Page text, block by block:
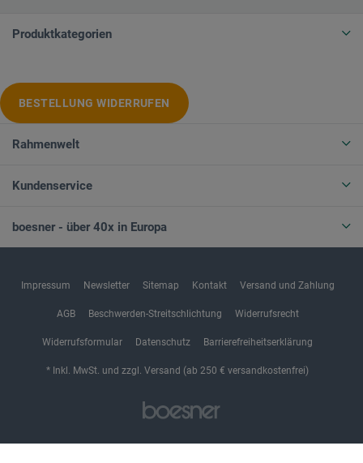
Produktkategorien
BESTELLUNG WIDERRUFEN
Rahmenwelt
Kundenservice
boesner - über 40x in Europa
Impressum Newsletter Sitemap Kontakt Versand und Zahlung
AGB Beschwerden-Streitschlichtung Widerrufsrecht
Widerrufsformular Datenschutz Barrierefreiheitserklärung
* Inkl. MwSt. und zzgl. Versand (ab 250 € versandkostenfrei)